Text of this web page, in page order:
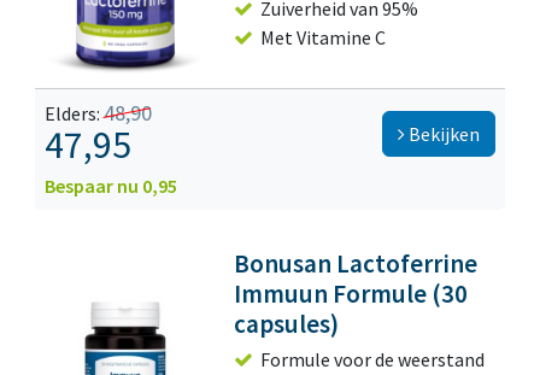
Zuiverheid van 95%
Met Vitamine C
Elders:48,90
47,95
Bespaar nu 0,95
Bekijken
Bonusan Lactoferrine
Immuun Formule (30
capsules)
Formule voor de weerstand